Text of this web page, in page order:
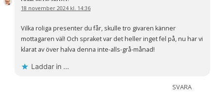
18 november 2024 kl. 14:36
Vilka roliga presenter du får, skulle tro givaren känner
mottagaren väl! Och spraket var det heller inget fel på, nu har vi
klarat av över halva denna inte-alls-grå-månad!
Laddar in …
SVARA